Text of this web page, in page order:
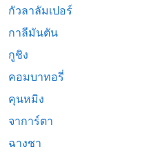
กัวลาลัมเปอร์
กาลีมันตัน
กูชิง
คอมบาทอรี่
คุนหมิง
จาการ์ตา
ฉางชา